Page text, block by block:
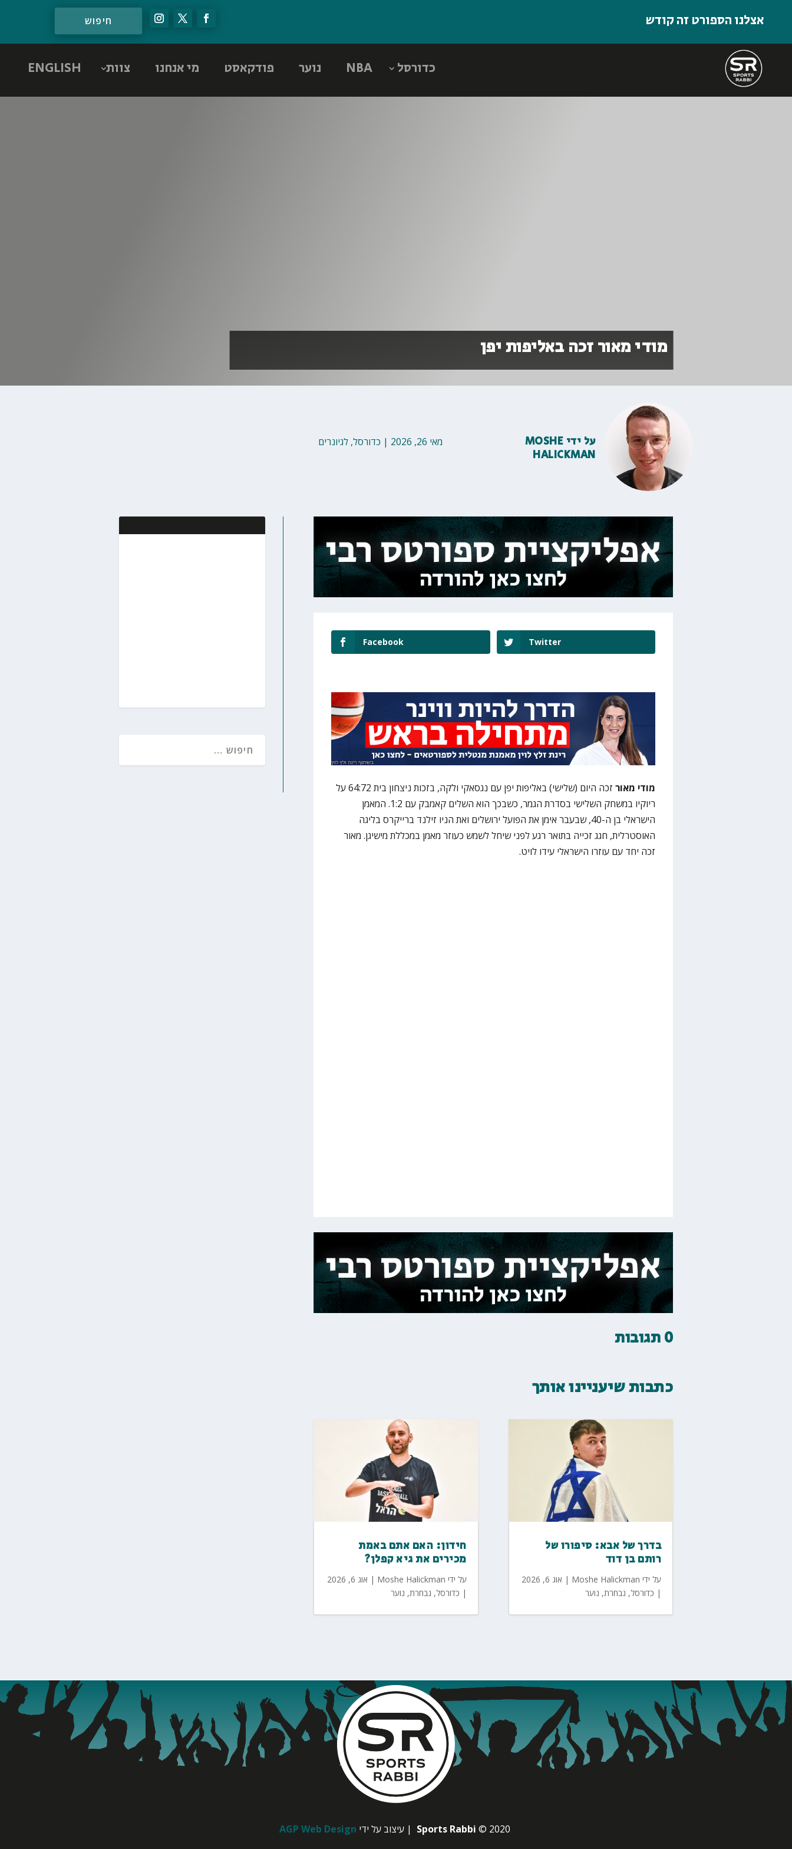
אצלנו הספורט זה קודש
כדורסל NBA נוער פודקאסט מי אנחנו צוות ENGLISH
מודי מאור זכה באליפות יפן
מאי 26, 2026 | כדורסל,לגיונרים על ידי MOSHE
HALICKMAN
Facebook Twitter
מודי מאור
זכה היום (שלישי) באליפות יפן עם נגסאקי ולקה, בזכות ניצחון בית 64:72 על
ריוקיו במשחק השלישי בסדרת הגמר, כשבכך הוא השלים קאמבק עם 1:2. המאמן
הישראלי בן ה-40, שבעבר אימן את הפועל ירושלים ואת הניו זילנד ברייקרס בליגה
האוסטרלית, חגג זכייה בתואר רגע לפני שיחל לשמש כעוזר מאמן במכללת מישיגן. מאור
זכה יחד עם עוזרו הישראלי עידו לויט.
0 תגובות
כתבות שיעניינו אותך
חידון: האם אתם באמת
מכירים את גיא קפלן?
על ידי Moshe Halickman
| אוג 6, 2026
| כדורסל, נבחרת, נוער
בדרך של אבא: סיפורו של
רותם בן דוד
על ידי Moshe Halickman
| אוג 6, 2026
| כדורסל, נבחרת, נוער
Sports Rabbi © 2020 | עיצוב על ידי AGP Web Design